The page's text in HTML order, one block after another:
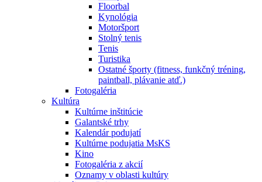
Floorbal
Kynológia
Motoršport
Stolný tenis
Tenis
Turistika
Ostatné športy (fitness, funkčný tréning,
paintball, plávanie atď.)
Fotogaléria
Kultúra
Kultúrne inštitúcie
Galantské trhy
Kalendár podujatí
Kultúrne podujatia MsKS
Kino
Fotogaléria z akcií
Oznamy v oblasti kultúry